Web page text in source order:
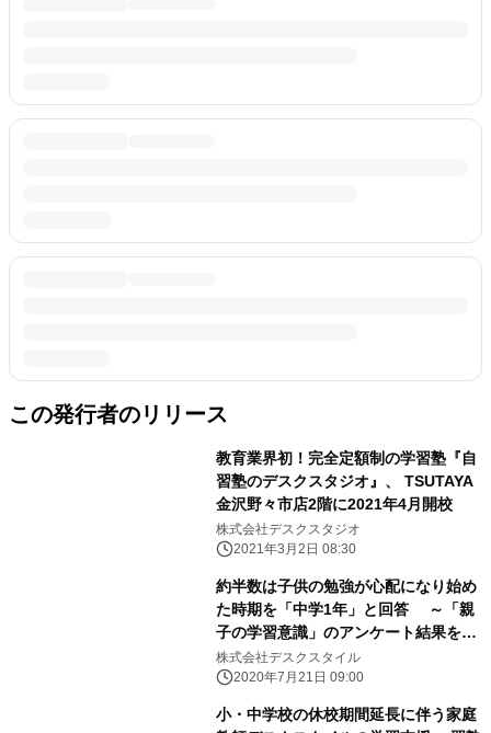
この発行者のリリース
教育業界初！完全定額制の学習塾『自
習塾のデスクスタジオ』、 TSUTAYA
金沢野々市店2階に2021年4月開校
株式会社デスクスタジオ
2021年3月2日 08:30
約半数は子供の勉強が心配になり始め
た時期を「中学1年」と回答 ～「親
子の学習意識」のアンケート結果を公
表～
株式会社デスクスタイル
2020年7月21日 09:00
小・中学校の休校期間延長に伴う家庭